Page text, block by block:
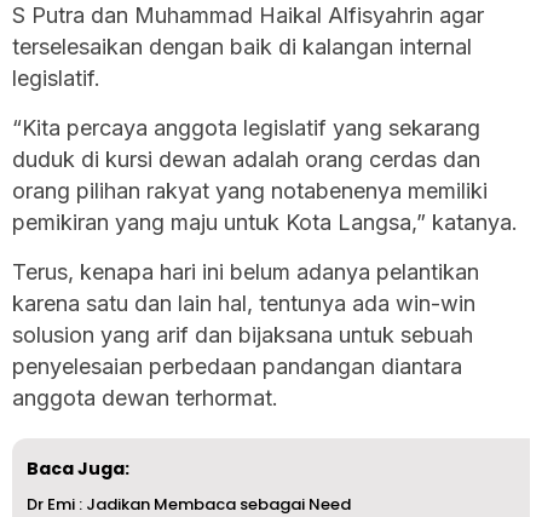
S Putra dan Muhammad Haikal Alfisyahrin agar
terselesaikan dengan baik di kalangan internal
legislatif.
“Kita percaya anggota legislatif yang sekarang
duduk di kursi dewan adalah orang cerdas dan
orang pilihan rakyat yang notabenenya memiliki
pemikiran yang maju untuk Kota Langsa,” katanya.
Terus, kenapa hari ini belum adanya pelantikan
karena satu dan lain hal, tentunya ada win-win
solusion yang arif dan bijaksana untuk sebuah
penyelesaian perbedaan pandangan diantara
anggota dewan terhormat.
Baca Juga:
Dr Emi : Jadikan Membaca sebagai Need